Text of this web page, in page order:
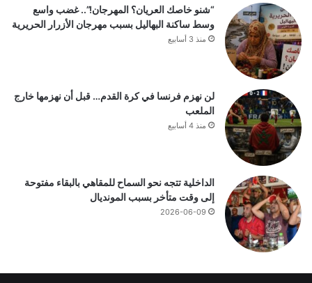
“شنو خاصك العريان؟ المهرجان!”.. غضب واسع
وسط ساكنة البهاليل بسبب مهرجان الأزرار الحريرية
منذ 3 أسابيع
لن نهزم فرنسا في كرة القدم… قبل أن نهزمها خارج
الملعب
منذ 4 أسابيع
الداخلية تتجه نحو السماح للمقاهي بالبقاء مفتوحة
إلى وقت متأخر بسبب المونديال
2026-06-09